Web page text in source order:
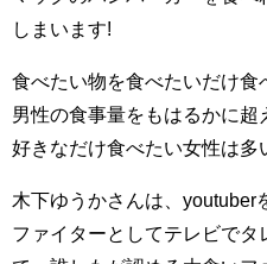
しまいます!
食べたい物を食べたいだけ
男性の食事量をもはるかに
好きなだけ食べたい女性は多
木下ゆうかさんは、youtuber
ファイターとしてテレビでタ